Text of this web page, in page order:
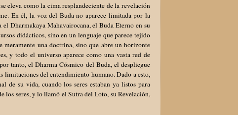
eleva como la cima resplandeciente de la revelación
En él, la voz del Buda no aparece limitada por la
Dharmakaya Mahavairocana, el Buda Eterno en su
didácticos, sino en un lenguaje que parece tejido
una doctrina, sino que abre un horizonte
y todo el universo aparece como una vasta red de
tanto, el Dharma Cósmico del Buda, el despliegue
limitaciones del entendimiento humano. Dado a esto,
de su vida, cuando los seres estaban ya listos para
los seres, y lo llamó el Sutra del Loto, su Revelación,